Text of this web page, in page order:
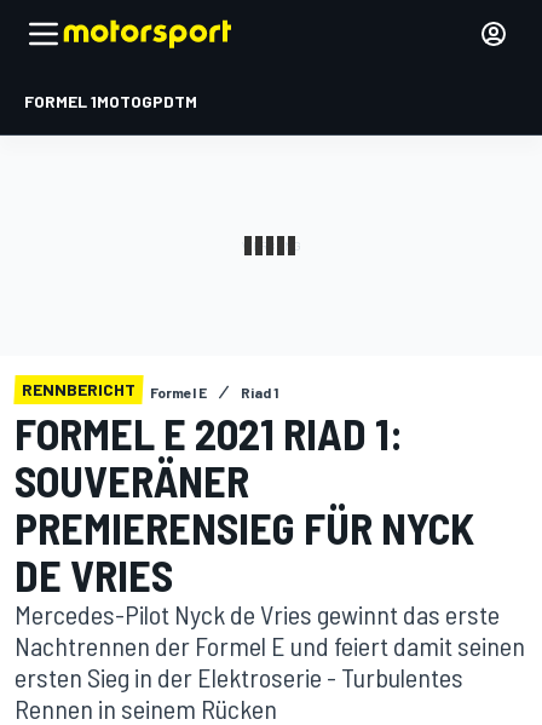
FORMEL 1MOTOGPDTM
RENNBERICHT Formel E Riad 1
FORMEL E 2021 RIAD 1:
SOUVERÄNER
PREMIERENSIEG FÜR NYCK
DE VRIES
Mercedes-Pilot Nyck de Vries gewinnt das erste
Nachtrennen der Formel E und feiert damit seinen
ersten Sieg in der Elektroserie - Turbulentes
Rennen in seinem Rücken